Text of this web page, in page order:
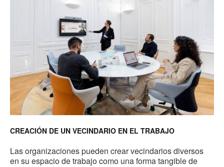
CREACIÓN DE UN VECINDARIO EN EL TRABAJO
Las organizaciones pueden crear vecindarios diversos
en su espacio de trabajo como una forma tangible de